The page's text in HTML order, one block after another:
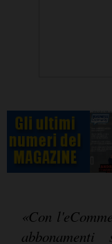
«Con
abbonamenti